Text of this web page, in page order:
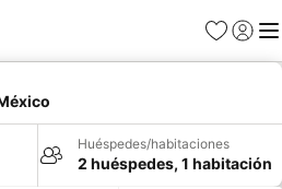
Favoritos
Iniciar
Huéspedes/habitaciones
2 huéspedes, 1 habitación